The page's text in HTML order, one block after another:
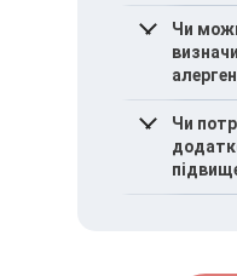
Часто
може
інших
Чи
Ні.
не
алерген.
Чи